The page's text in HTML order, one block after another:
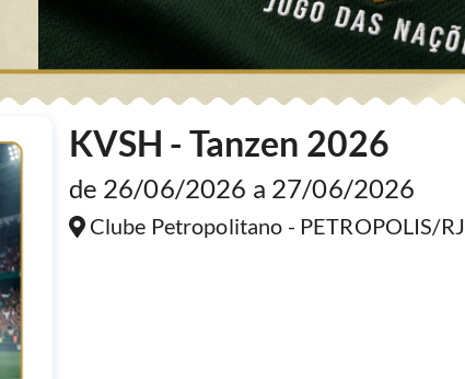
KVSH - Tanzen 2026
de 26/06/2026 a 27/06/2026
Clube Petropolitano - PETROPOLIS/RJ